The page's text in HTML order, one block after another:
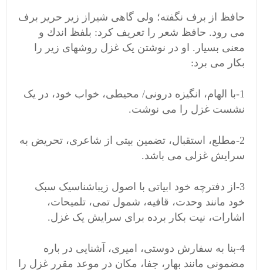
حافظ از برف نگفته؛ ولی گاهی شیراز زیر حریر برف
می رود. حافظ شعر را تعریف کرد: بلفظ اندك و
معنی بسيار. او در نوشتن یک غزل روشهای زیر را
بکار می برد:
1-با الهام، انگیزه درونی/ محیطی، خواب خود، در یک
نشست غزل را می نوشت.
2-مطلع، استقبال، تضمین بیتی از شاعری، تحریض به
سرایش غزلی می باشد.
3-از دفترچه خود ابیاتی با اصول زیباشناسیک سبک
خود مانند وحدت، قافیه، شمول تمی، تلمیحات،
اشارات، نیت بکار برده برای سرایش یک غزل.
4-بنا به سفارش دوستی، امیری، آشنایی در باره
مضمونی مانند بهار، جفا، مکان در موعد مقرر غزل را